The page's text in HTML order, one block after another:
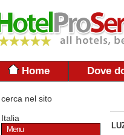
Home Dove
cerca nel sito
Italia
Menu